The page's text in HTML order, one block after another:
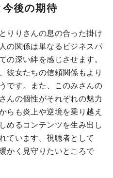
後の期待
りりさんの息の合った掛け
の関係は単なるビジネスパ
の深い絆を感じさせます。
彼女たちの信頼関係もより
です。また、このみさんの
んの個性がそれぞれの魅力
らも炎上や逆境を乗り越え
めるコンテンツを生み出し
ています。視聴者として
かく見守りたいところで